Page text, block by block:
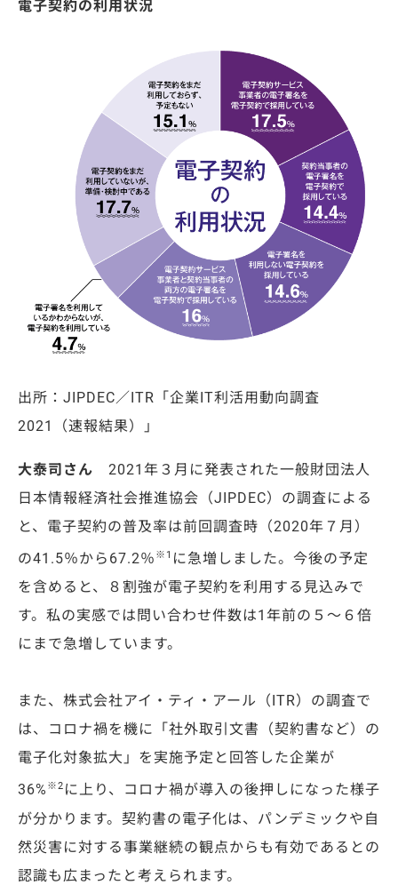
電子契約の利用状況
出所：JIPDEC／ITR「企業IT利活用動向調査
2021（速報結果）」
大泰司さん 2021年３月に発表された一般財団法人
日本情報経済社会推進協会（JIPDEC）の調査による
と、電子契約の普及率は前回調査時（2020年７月）
の41.5％から67.2％ ※1 に急増しました。今後の予定
を含めると、８割強が電子契約を利用する見込みで
す。私の実感では問い合わせ件数は1年前の５～６倍
にまで急増しています。
また、株式会社アイ・ティ・アール（ITR）の調査で
は、コロナ禍を機に「社外取引⽂書（契約書など）の
電子化対象拡⼤」を実施予定と回答した企業が
36% ※2 に上り、コロナ禍が導入の後押しになった様子
が分かります。契約書の電子化は、パンデミックや⾃
然災害に対する事業継続の観点からも有効であるとの
認識も広まったと考えられます。